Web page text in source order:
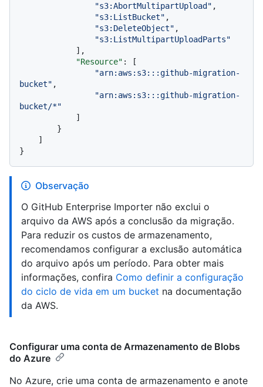
"s3:AbortMultipartUpload" ,
"s3:ListBucket" ,
"s3:DeleteObject" ,
"s3:ListMultipartUploadParts"
] ,
"Resource" :
[
"arn:aws:s3:::github-migration-
bucket" ,
"arn:aws:s3:::github-migration-
bucket/*"
]
}
]
}
Observação
O GitHub Enterprise Importer não exclui o
arquivo da AWS após a conclusão da migração.
Para reduzir os custos de armazenamento,
recomendamos configurar a exclusão automática
do arquivo após um período. Para obter mais
informações, confira Como definir a configuração
do ciclo de vida em um bucket na documentação
da AWS.
Configurar uma conta de Armazenamento de Blobs
do Azure
No Azure, crie uma conta de armazenamento e anote